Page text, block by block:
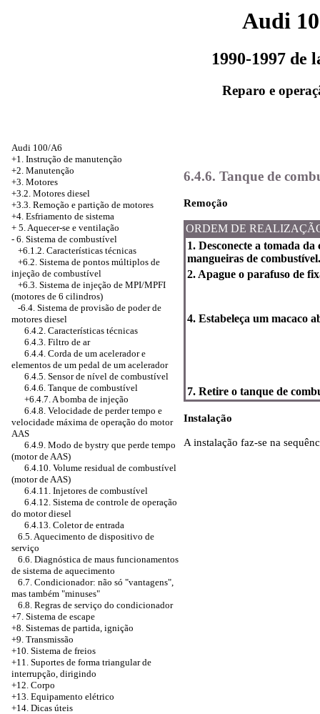
Audi
1990-1997 de
Reparo e
Audi 100/A6
+1. Instrução de manutenção
+2. Manutenção
+3. Motores
+3.2. Motores diesel
+3.3. Remoção e partição de motores
+4. Esfriamento de sistema
+ 5. Aquecer-se e ventilação
- 6. Sistema de combustível
+6.1.2. Características técnicas
+6.2. Sistema de pontos múltiplos de
injeção de combustível
+6.3. Sistema de injeção de MPI/MPFI
(motores de 6 cilindros)
-6.4. Sistema de provisão de poder de
motores diesel
6.4.2. Características técnicas
6.4.3. Filtro de ar
6.4.4. Corda de um acelerador e
elementos de um pedal de um acelerador
6.4.5. Sensor de nível de combustível
6.4.6. Tanque de combustível
+6.4.7. A bomba de injeção
6.4.8. Velocidade de perder tempo e
velocidade máxima de operação do motor
AAS
6.4.9. Modo de bystry que perde tempo
(motor de AAS)
6.4.10. Volume residual de combustível
(motor de AAS)
6.4.11. Injetores de combustível
6.4.12. Sistema de controle de operação
do motor diesel
6.4.13. Coletor de entrada
6.5. Aquecimento de dispositivo de
serviço
6.6. Diagnóstica de maus funcionamentos
de sistema de aquecimento
6.7. Condicionador: não só "vantagens",
mas também "minuses"
6.8. Regras de serviço do condicionador
+7. Sistema de escape
+8. Sistemas de partida, ignição
+9. Transmissão
+10. Sistema de freios
+11. Suportes de forma triangular de
interrupção, dirigindo
+12. Corpo
+13. Equipamento elétrico
+14. Dicas úteis
6.4.6. Tanque de
Remoção
ORDEM DE
1. Desconecte a tomada
mangueiras de combustível.
2. Apague o parafuso de
4. Estabeleça um macaco
7. Retire o tanque de
Instalação
A instalação faz-se na